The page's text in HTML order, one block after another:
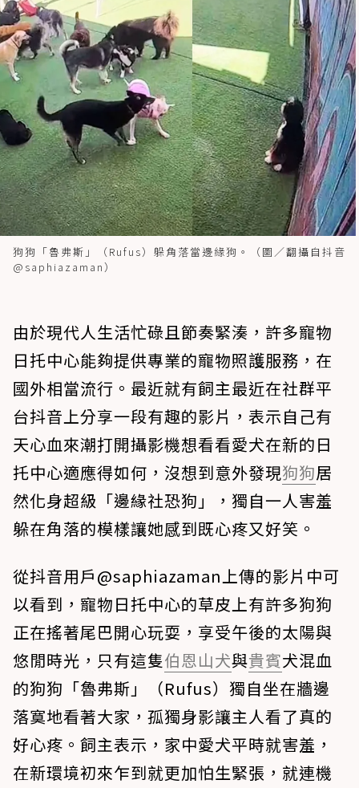
狗狗「魯弗斯」（Rufus）躲角落當邊緣狗。（圖／翻攝自抖音
@saphiazaman）
由於現代人生活忙碌且節奏緊湊，許多寵物
日托中心能夠提供專業的寵物照護服務，在
國外相當流行。最近就有飼主最近在社群平
台抖音上分享一段有趣的影片，表示自己有
天心血來潮打開攝影機想看看愛犬在新的日
托中心適應得如何，沒想到意外發現狗狗居
然化身超級「邊緣社恐狗」，獨自一人害羞
躲在角落的模樣讓她感到既心疼又好笑。
從抖音用戶@saphiazaman上傳的影片中可
以看到，寵物日托中心的草皮上有許多狗狗
正在搖著尾巴開心玩耍，享受午後的太陽與
悠閒時光，只有這隻伯恩山犬與貴賓犬混血
的狗狗「魯弗斯」（Rufus）獨自坐在牆邊
落寞地看著大家，孤獨身影讓主人看了真的
好心疼。飼主表示，家中愛犬平時就害羞，
在新環境初來乍到就更加怕生緊張，就連機